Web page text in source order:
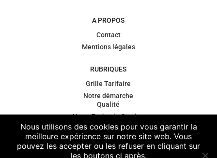
A PROPOS
Contact
Mentions légales
RUBRIQUES
Grille Tarifaire
Notre démarche
Qualité
Notre Projet de Service
Gouvernance
Contexte
règlementaire
Nous utilisons des cookies pour vous garantir la
meilleure expérience sur notre site web. Vous
pouvez les accepter ou les refuser en cliquant sur
les boutons ci après.